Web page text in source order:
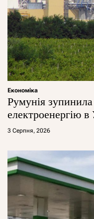
Економіка
Румунія
електроенергію в
3 Серпня, 2026